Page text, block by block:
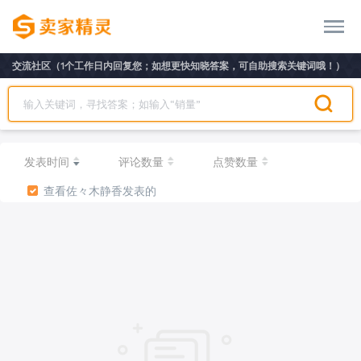
交流社区（1个工作日内回复您；如想更快知晓答案，可自助搜索关键词哦！）
发表时间 评论数量 点赞数量
查看佐々木静香发表的